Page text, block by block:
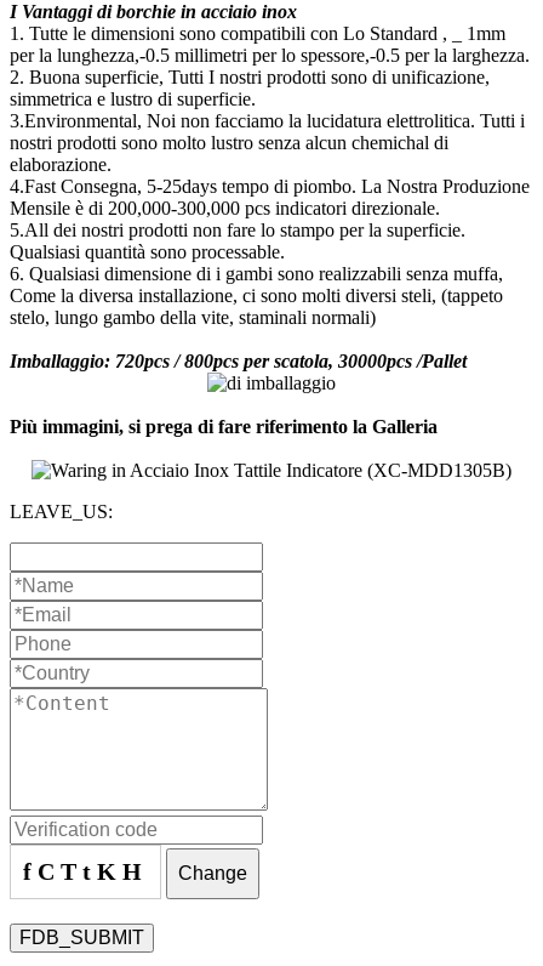
I Vantaggi di borchie in acciaio inox
1. Tutte le dimensioni sono compatibili con Lo Standard , _ 1mm
per la lunghezza,-0.5 millimetri per lo spessore,-0.5 per la larghezza.
2. Buona superficie, Tutti I nostri prodotti sono di unificazione,
simmetrica e lustro di superficie.
3.Environmental, Noi non facciamo la lucidatura elettrolitica. Tutti i
nostri prodotti sono molto lustro senza alcun chemichal di
elaborazione.
4.Fast Consegna, 5-25days tempo di piombo. La Nostra Produzione
Mensile è di 200,000-300,000 pcs indicatori direzionale.
5.All dei nostri prodotti non fare lo stampo per la superficie.
Qualsiasi quantità sono processable.
6. Qualsiasi dimensione di i gambi sono realizzabili senza muffa,
Come la diversa installazione, ci sono molti diversi steli, (tappeto
stelo, lungo gambo della vite, staminali normali)
Imballaggio: 720pcs / 800pcs per scatola, 30000pcs /Pallet
Più immagini, si prega di fare riferimento la Galleria
LEAVE_US:
fCTtKH Change
FDB_SUBMIT